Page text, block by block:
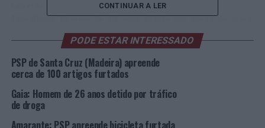
Famalicão: Homem de 40 anos detido por posse de arma
CONTINUAR A LER
PODE ESTAR INTERESSADO
PSP de Santa Cruz (Madeira) apreende
cerca de 100 artigos furtados
Gaia: Homem de 26 anos detido por tráfico
de droga
Amarante: PSP apreende bicicleta furtada